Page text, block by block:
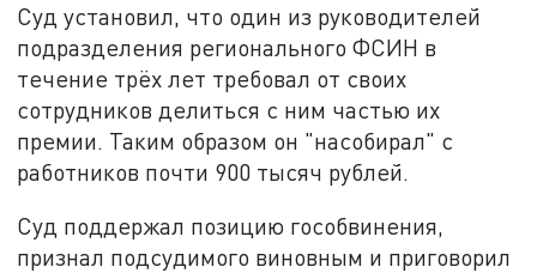
Суд установил, что один из руководителей
подразделения регионального ФСИН в
течение трёх лет требовал от своих
сотрудников делиться с ним частью их
премии. Таким образом он "насобирал" с
работников почти 900 тысяч рублей.
Суд поддержал позицию гособвинения,
признал подсудимого виновным и приговорил